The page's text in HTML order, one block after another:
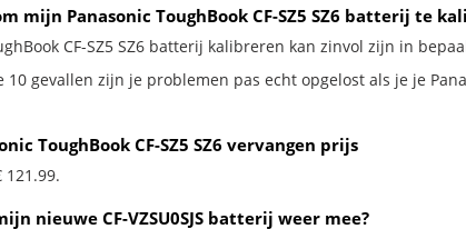
mijn Panasonic ToughBook CF-SZ5 SZ6 batterij te
CF-SZ5 SZ6 batterij kalibreren kan zinvol zijn in
10 gevallen zijn je problemen pas echt opgelost als je je
ToughBook CF-SZ5 SZ6 vervangen prijs
nieuwe CF-VZSU0SJS batterij weer mee?